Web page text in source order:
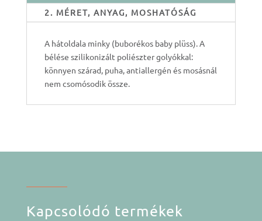
2. MÉRET, ANYAG, MOSHATÓSÁG
A hátoldala minky (buborékos baby plüss). A
bélése szilikonizált poliészter golyókkal:
könnyen szárad, puha, antiallergén és mosásnál
nem csomósodik össze.
Kapcsolódó termékek